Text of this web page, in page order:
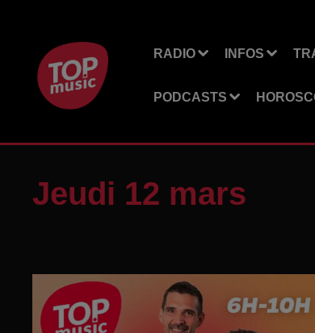
RADIO INFOS
PODCASTS
Jeudi 12 mars